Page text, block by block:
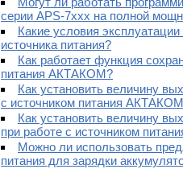
серии APS-7xxx на полной
Какие условия
источника питания?
Как работает функция
питания АКТАКОМ?
Как установить величину
с источником питания
Как установить величину
при работе с источником
Можно ли использовать
питания для зарядки